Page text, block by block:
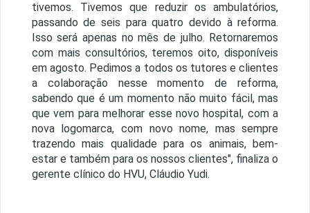
tivemos. Tivemos que reduzir os ambulatórios,
passando de seis para quatro devido à reforma.
Isso será apenas no mês de julho. Retornaremos
com mais consultórios, teremos oito, disponíveis
em agosto. Pedimos a todos os tutores e clientes
a colaboração nesse momento de reforma,
sabendo que é um momento não muito fácil, mas
que vem para melhorar esse novo hospital, com a
nova logomarca, com novo nome, mas sempre
trazendo mais qualidade para os animais, bem-
estar e também para os nossos clientes", finaliza o
gerente clínico do HVU, Cláudio Yudi.